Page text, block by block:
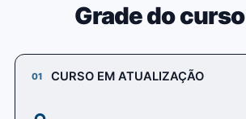
Grade do curso
01 CURSO EM ATUALIZAÇÃO